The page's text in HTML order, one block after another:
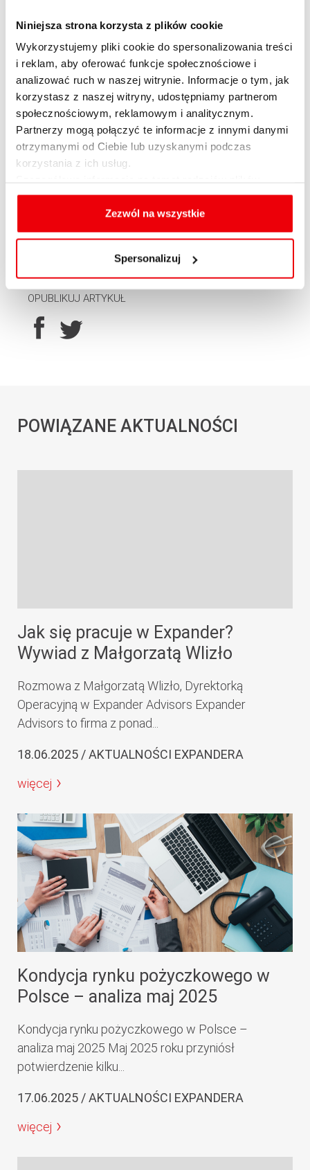
Niniejsza strona korzysta z plików cookie
Wykorzystujemy pliki cookie do spersonalizowania treści
i reklam, aby oferować funkcje społecznościowe i
analizować ruch w naszej witrynie. Informacje o tym, jak
korzystasz z naszej witryny, udostępniamy partnerom
społecznościowym, reklamowym i analitycznym.
Partnerzy mogą połączyć te informacje z innymi danymi
otrzymanymi od Ciebie lub uzyskanymi podczas
korzystania z ich usług.
cookies, celu i sposobu korzystania z nich przez nas
oraz zmiany ustawień plików cookies a także ich
usuwania z przeglądarki internetowej, znajdują się
Zezwól na wszystkie
Spersonalizuj
również wiele korzystnych metod
efektywnego lokowania oszczędności oraz
pozyskiwania środków finansowych. Klienci
Expandera mogą wybrać najlepiej
dopasowany kredyt hipoteczny lub uzyskać
atrakcyjny kredyt gotówkowy. Ponadto
Expander posiada bogatą ofertę produktów
inwestycyjnych oraz oszczędnościowych.
Korzystając z pomocy doradców Expandera
skorzystać z ubezpieczeń zdrowotnych.
OPUBLIKUJ ARTYKUŁ
POWIĄZANE AKTUALNOŚCI
Jak się pracuje w Expander?
Wywiad z Małgorzatą Wlizło
Rozmowa z Małgorzatą Wlizło, Dyrektorką
Operacyjną w Expander Advisors Expander
Advisors to firma z ponad...
18.06.2025 / AKTUALNOŚCI EXPANDERA
więcej
Kondycja rynku pożyczkowego w
Polsce – analiza maj 2025
Kondycja rynku pożyczkowego w Polsce –
analiza maj 2025 Maj 2025 roku przyniósł
potwierdzenie kilku...
17.06.2025 / AKTUALNOŚCI EXPANDERA
więcej